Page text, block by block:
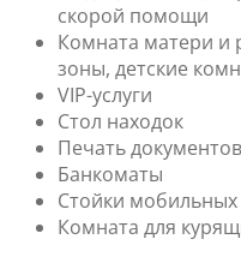
скорой помощи
Комната матери и
зоны, детские
VIP-услуги
Стол находок
Печать документов
Банкоматы
Стойки
Комната для